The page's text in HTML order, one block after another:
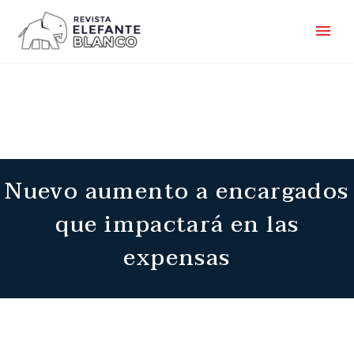
Nuevo aumento a encargados
que impactará en las
expensas